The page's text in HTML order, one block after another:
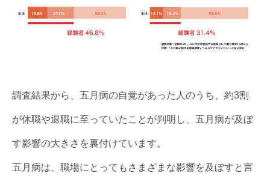
調査結果から、五月病の自覚があった人のうち、約3割
が休職や退職に至っていたことが判明し、五月病が及ぼ
す影響の大きさを裏付けています。
五月病は、職場にとってもさまざまな影響を及ぼすと言